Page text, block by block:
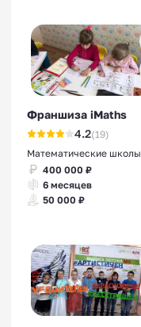
Франшиза iMaths
4.2(19)
Математические школы
400 000 ₽
6 месяцев
50 000 ₽